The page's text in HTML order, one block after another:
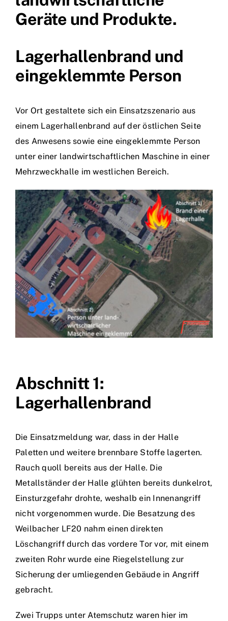
Geräte und Produkte.
Lagerhallenbrand und
eingeklemmte Person
Vor Ort gestaltete sich ein Einsatzszenario aus
einem Lagerhallenbrand auf der östlichen Seite
des Anwesens sowie eine eingeklemmte Person
unter einer landwirtschaftlichen Maschine in einer
Mehrzweckhalle im westlichen Bereich.
Abschnitt 1:
Lagerhallenbrand
Die Einsatzmeldung war, dass in der Halle
Paletten und weitere brennbare Stoffe lagerten.
Rauch quoll bereits aus der Halle. Die
Metallständer der Halle glühten bereits dunkelrot,
Einsturzgefahr drohte, weshalb ein Innenangriff
nicht vorgenommen wurde. Die Besatzung des
Weilbacher LF20 nahm einen direkten
Löschangriff durch das vordere Tor vor, mit einem
zweiten Rohr wurde eine Riegelstellung zur
Sicherung der umliegenden Gebäude in Angriff
gebracht.
Zwei Trupps unter Atemschutz waren hier im